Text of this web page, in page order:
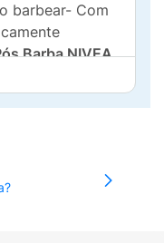
barbear- Com
Barba NIVEA
nas partes
todos os